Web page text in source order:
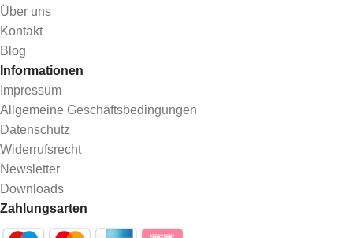
Über uns
Kontakt
Blog
Informationen
Impressum
Allgemeine Geschäftsbedingungen
Datenschutz
Widerrufsrecht
Newsletter
Downloads
Zahlungsarten